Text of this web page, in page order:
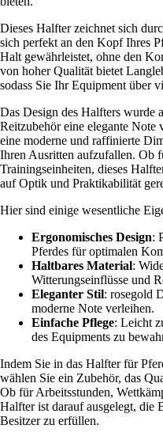
Dieses Halfter zeichnet sich
sich perfekt an den Kopf Ihres
Halt gewährleistet, ohne den
von hoher Qualität bietet
sodass Sie Ihr Equipment über
Das Design des Halfters wurde
Reitzubehör eine elegante
eine moderne und raffinierte
Ihren Ausritten aufzufallen. Ob
Trainingseinheiten, dieses
auf Optik und Praktikabilität
Hier sind einige wesentliche
Ergonomisches Design:
Pferdes für optimalen
Haltbares Material:
Witterungseinflüsse und
Eleganter Stil: rosegold
moderne Note verleihen.
Einfache Pflege: Leicht
des Equipments zu
Indem Sie in das Halfter für
wählen Sie ein Zubehör, das
Ob für Arbeitsstunden,
Halfter ist darauf ausgelegt, die
Besitzer zu erfüllen.